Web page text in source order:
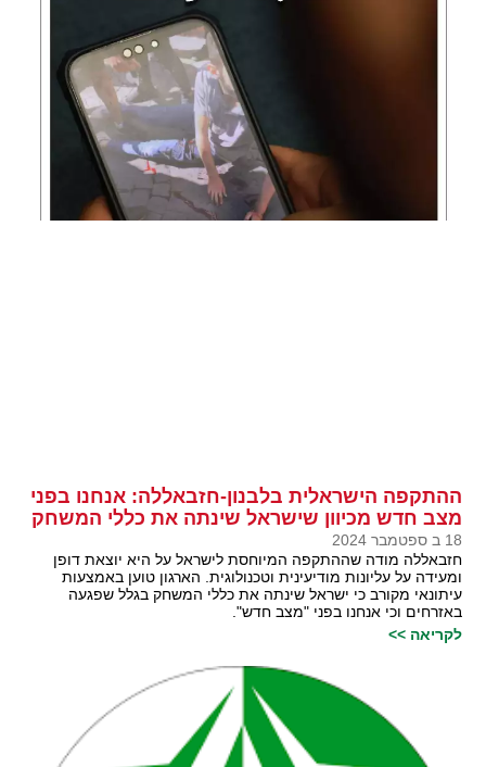
ההתקפה הישראלית בלבנון-חזבאללה: אנחנו בפני
מצב חדש מכיוון שישראל שינתה את כללי המשחק
18 ב ספטמבר 2024
חזבאללה מודה שההתקפה המיוחסת לישראל על היא יוצאת דופן
ומעידה על עליונות מודיעינית וטכנולוגית. הארגון טוען באמצעות
עיתונאי מקורב כי ישראל שינתה את כללי המשחק בגלל שפגעה
באזרחים וכי אנחנו בפני "מצב חדש".
לקריאה >>